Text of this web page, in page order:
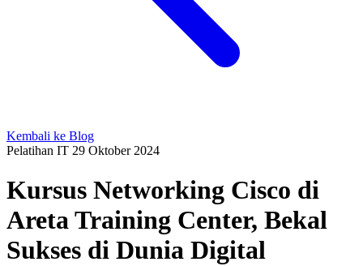
Kembali ke Blog
Pelatihan IT 29 Oktober 2024
Kursus Networking Cisco di
Areta Training Center, Bekal
Sukses di Dunia Digital